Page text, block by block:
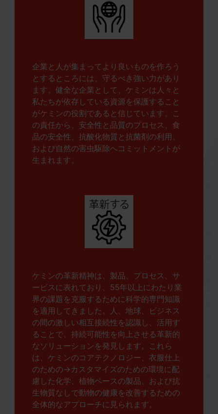
企業と人が集まってより良いものを作ろう
とするところには、守るべき強い力があり
ます。健全な企業として、ケミンは人々と
私たちが依存している資源を保護すること
がケミンの役割であると信じています。こ
の責任から、安全性と品質のプロセス、食
品の安全性、抗酸化物質と抗菌剤の利用、
および自然の害虫駆除へコミットメントが
生まれます。
ケミンの革新精神は、製品、プロセス、サ
ービスに表れており、55年以上にわたり業
界の課題を克服するために科学的専門知識
を適用してきました。人、地球、ビジネス
の間の激しい相互接続性を認識し、活用す
ることで、持続可能性を向上させる革新的
なソリューションを発見します。これら
は、ケミンのコアテクノロジー、衣服仕上
のための→カスタマイズのための環境に配
慮した化学、植物ベースの製品、および抗
生物質なしで動物の健康を改善するための
全体的なアプローチに見られます。